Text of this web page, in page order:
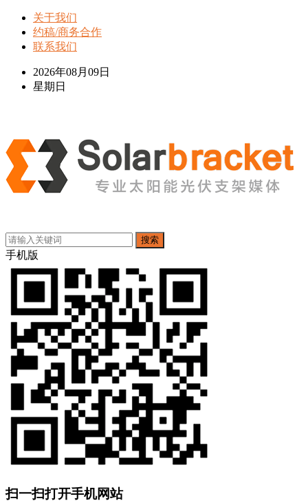
关于我们
约稿/商务合作
联系我们
2026年08月09日
星期日
搜索
手机版
扫一扫打开手机网站